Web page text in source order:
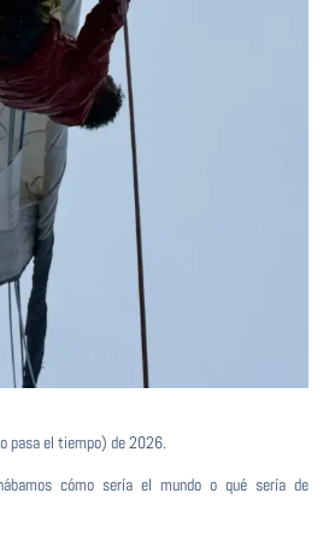
pasa el tiempo) de 2026.
cómo sería el mundo o qué sería de